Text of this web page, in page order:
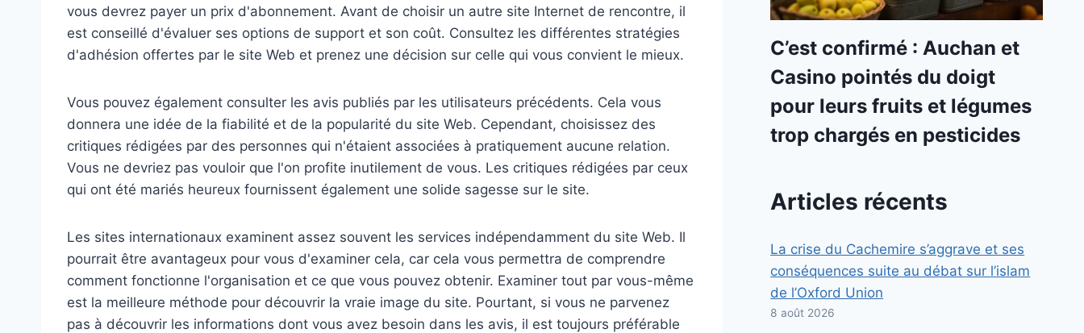
vous devrez payer un prix d'abonnement. Avant de choisir un autre site Internet de rencontre, il
est conseillé d'évaluer ses options de support et son coût. Consultez les différentes stratégies
d'adhésion offertes par le site Web et prenez une décision sur celle qui vous convient le mieux.
Vous pouvez également consulter les avis publiés par les utilisateurs précédents. Cela vous
donnera une idée de la fiabilité et de la popularité du site Web. Cependant, choisissez des
critiques rédigées par des personnes qui n'étaient associées à pratiquement aucune relation.
Vous ne devriez pas vouloir que l'on profite inutilement de vous. Les critiques rédigées par ceux
qui ont été mariés heureux fournissent également une solide sagesse sur le site.
Les sites internationaux examinent assez souvent les services indépendamment du site Web. Il
pourrait être avantageux pour vous d'examiner cela, car cela vous permettra de comprendre
comment fonctionne l'organisation et ce que vous pouvez obtenir. Examiner tout par vous-même
est la meilleure méthode pour découvrir la vraie image du site. Pourtant, si vous ne parvenez
pas à découvrir les informations dont vous avez besoin dans les avis, il est toujours préférable
C’est confirmé : Auchan et
Casino pointés du doigt
pour leurs fruits et légumes
trop chargés en pesticides
Articles récents
La crise du Cachemire s’aggrave et ses
conséquences suite au débat sur l’islam
de l’Oxford Union
8 août 2026